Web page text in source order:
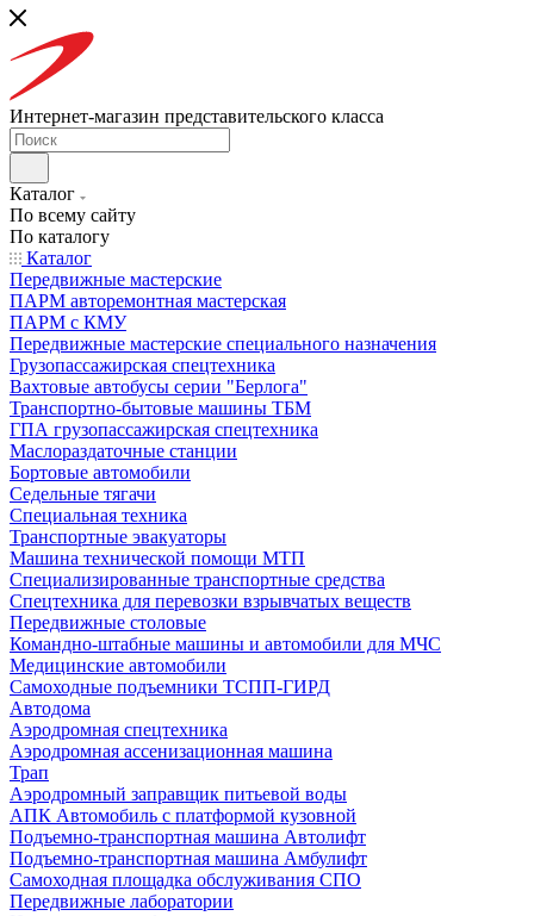
Интернет-магазин представительского класса
Каталог
По всему сайту
По каталогу
Каталог
Передвижные мастерские
ПАРМ авторемонтная мастерская
ПАРМ с КМУ
Передвижные мастерские специального назначения
Грузопассажирская спецтехника
Вахтовые автобусы серии "Берлога"
Транспортно-бытовые машины ТБМ
ГПА грузопассажирская спецтехника
Маслораздаточные станции
Бортовые автомобили
Седельные тягачи
Специальная техника
Транспортные эвакуаторы
Машина технической помощи МТП
Специализированные транспортные средства
Спецтехника для перевозки взрывчатых веществ
Передвижные столовые
Командно-штабные машины и автомобили для МЧС
Медицинские автомобили
Самоходные подъемники ТСПП-ГИРД
Автодома
Аэродромная спецтехника
Аэродромная ассенизационная машина
Трап
Аэродромный заправщик питьевой воды
АПК Автомобиль с платформой кузовной
Подъемно-транспортная машина Автолифт
Подъемно-транспортная машина Амбулифт
Самоходная площадка обслуживания СПО
Передвижные лаборатории